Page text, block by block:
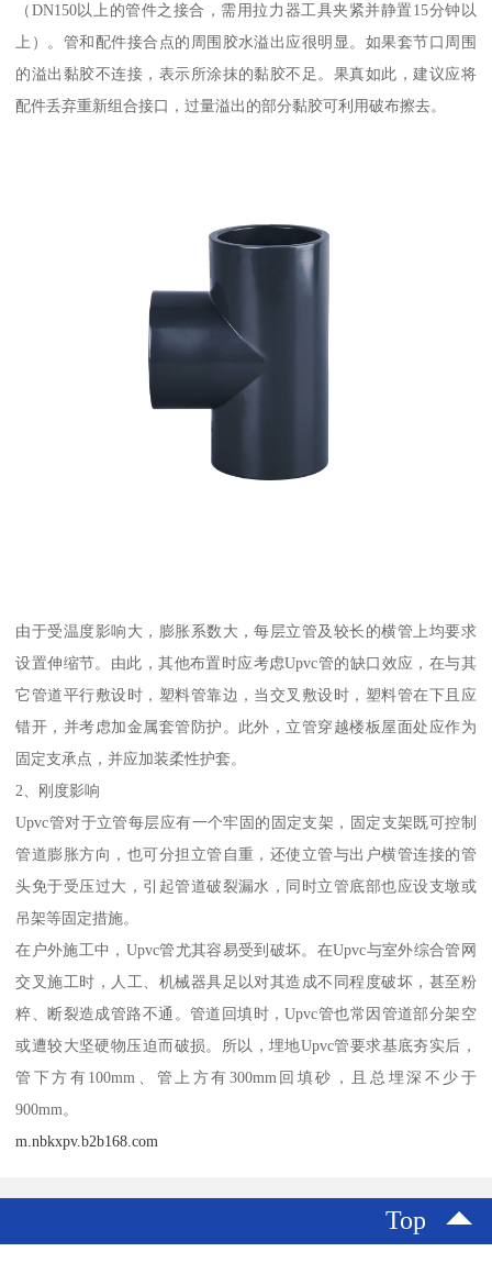
（DN150以上的管件之接合，需用拉力器工具夹紧并静置15分钟以
上）。管和配件接合点的周围胶水溢出应很明显。如果套节口周围
的溢出黏胶不连接，表示所涂抹的黏胶不足。果真如此，建议应将
配件丢弃重新组合接口，过量溢出的部分黏胶可利用破布擦去。
由于受温度影响大，膨胀系数大，每层立管及较长的横管上均要求
设置伸缩节。由此，其他布置时应考虑Upvc管的缺口效应，在与其
它管道平行敷设时，塑料管靠边，当交叉敷设时，塑料管在下且应
错开，并考虑加金属套管防护。此外，立管穿越楼板屋面处应作为
固定支承点，并应加装柔性护套。
2、刚度影响
Upvc管对于立管每层应有一个牢固的固定支架，固定支架既可控制
管道膨胀方向，也可分担立管自重，还使立管与出户横管连接的管
头免于受压过大，引起管道破裂漏水，同时立管底部也应设支墩或
吊架等固定措施。
在户外施工中，Upvc管尤其容易受到破坏。在Upvc与室外综合管网
交叉施工时，人工、机械器具足以对其造成不同程度破坏，甚至粉
粹、断裂造成管路不通。管道回填时，Upvc管也常因管道部分架空
或遭较大坚硬物压迫而破损。所以，埋地Upvc管要求基底夯实后，
管下方有100mm、管上方有300mm回填砂，且总埋深不少于
900mm。
m.nbkxpv.b2b168.com
Top